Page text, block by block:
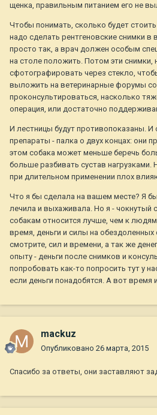
щенка, правильным питанием его не
Чтобы понимать, сколько будет
надо сделать рентгеновские снимки в
просто так, а врач должен особым
на столе положить. Потом эти
сфотографировать через стекло,
выложить на ветеринарные форумы
проконсультироваться, насколько
операция, или достаточно
И лестницы будут противопоказаны.
препараты - палка о двух концах: они
этом собака может меньше беречь
больше разбивать сустав
при длительном применении плох
Что я бы сделала на вашем месте? Я
лечила и выхаживала. Но я - чокнутый
собакам относится лучше, чем к
время, деньги и силы на обездоленных
смотрите, сил и времени, а так же
опыту - деньги после снимков и
попробовать как-то попросить тут у
если деньги понадобятся. А вот время
mackuz
Опубликовано 26 марта, 2015
Спасибо за ответы, они заставляют